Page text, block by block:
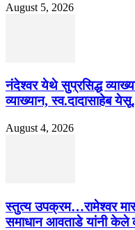
August 5, 2026
नंदेश्वर येथे सुप्रसिद्ध
व्याख्यान, स्व.दादासाहेब
August 4, 2026
स्तुत्य उपक्रम…रामेश्वर
समाधान आवताडे यांनी केले